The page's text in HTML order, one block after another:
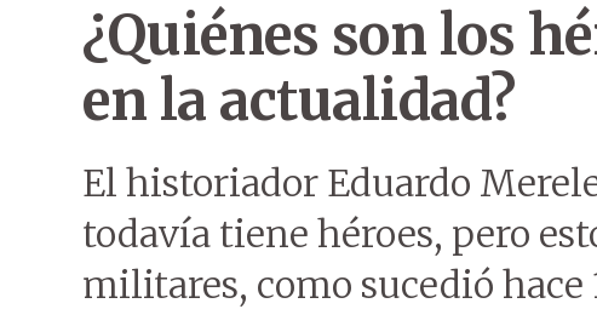
¿Quiénes son los
en la actualidad?
El historiador Eduardo
todavía tiene héroes, pero
militares, como sucedió hace